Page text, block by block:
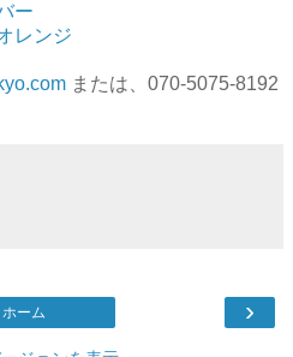
ー
レンジ
または、070-5075-8192
›
ホーム